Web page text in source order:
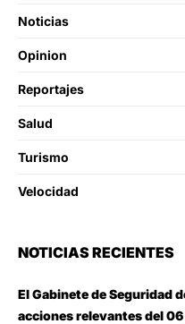
Noticias
Opinion
Reportajes
Salud
Turismo
Velocidad
NOTICIAS RECIENTES
El Gabinete de Seguridad
acciones relevantes del